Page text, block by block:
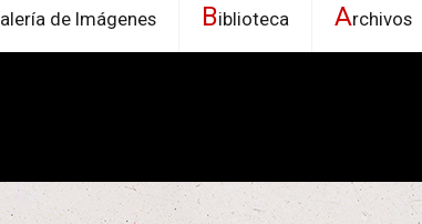
alería de Imágenes Biblioteca Archivos